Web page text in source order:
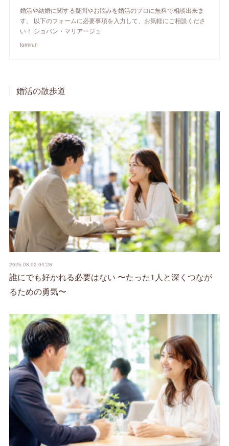
婚活や結婚に関する疑問やお悩みを婚活のプロに無料で相談出来ま
す。 以下のフォームに必要事項を入力して、お気軽にご相談くださ
い！ ショパン・マリアージュ
formrun
婚活の散歩道
2026.08.02 04:28
誰にでも好かれる必要はない 〜たった1人と深くつなが
るための勇気〜